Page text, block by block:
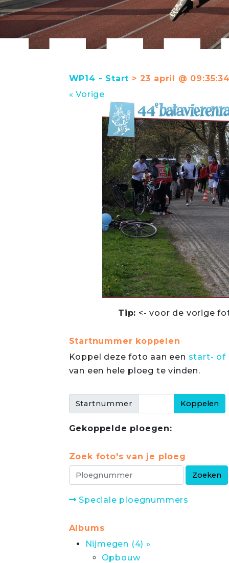
WP14 - Start > 23 april @
« Vorige
Tip: <- voor de vorige
Startnummer koppelen
Koppel deze foto aan een start- of
van een hele ploeg te vinden.
Startnummer
Gekoppelde ploegen:
Zoek foto's van je ploeg
Speciale ploegnummers
Albums
Nijmegen (4) »
Opbouw